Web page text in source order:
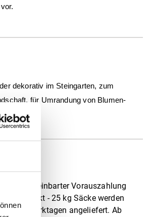
dekorativ im Steingarten, zum
für Umrandung von Blumen-
bei vereinbarter Vorauszahlung
verschickt - 25 kg Säcke werden
in 2-3 Werktagen angeliefert. Ab